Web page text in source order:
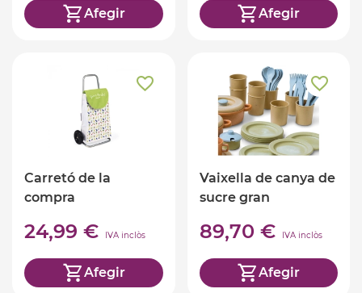
Afegir Afegir
Carretó de la
compra
24,99 € IVA inclòs
Afegir
Vaixella de canya de
sucre gran
89,70 € IVA inclòs
Afegir